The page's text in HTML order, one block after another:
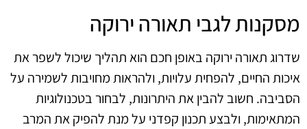
מסקנות לגבי תאורה ירוקה
שדרוג תאורה ירוקה באופן חכם הוא תהליך שיכול לשפר את
איכות החיים, להפחית עלויות, ולהראות מחויבות לשמירה על
הסביבה. חשוב להבין את היתרונות, לבחור בטכנולוגיות
המתאימות, ולבצע תכנון קפדני על מנת להפיק את המרב